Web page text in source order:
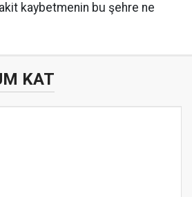
kaybetmenin bu şehre ne
KAT